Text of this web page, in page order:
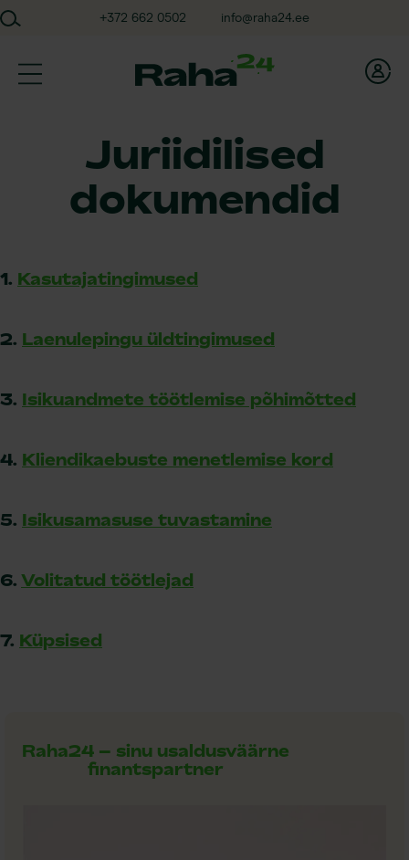
Skip
to
+372 662 0502 info@raha24.ee
Juriidilised
dokumendid
1. Kasutajatingimused
2. Laenulepingu üldtingimused
3. Isikuandmete töötlemise põhimõtted
4. Kliendikaebuste menetlemise kord
5. Isikusamasuse tuvastamine
6. Volitatud töötlejad
7. Küpsised
Raha24 – sinu usaldusväärne
finantspartner